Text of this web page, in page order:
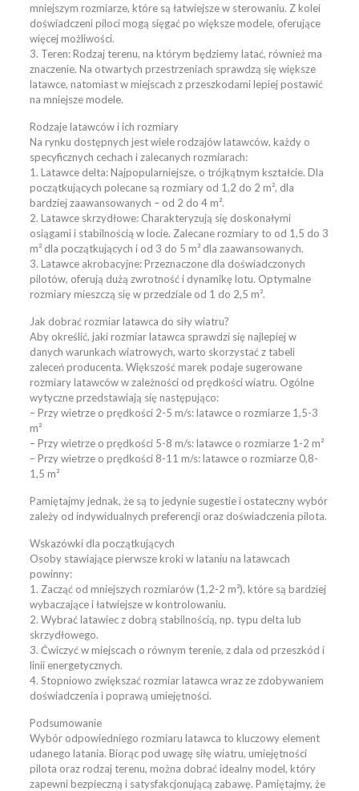
mniejszym rozmiarze, które są łatwiejsze w sterowaniu. Z kolei
doświadczeni piloci mogą sięgać po większe modele, oferujące
więcej możliwości.
3. Teren: Rodzaj terenu, na którym będziemy latać, również ma
znaczenie. Na otwartych przestrzeniach sprawdzą się większe
latawce, natomiast w miejscach z przeszkodami lepiej postawić
na mniejsze modele.
Rodzaje latawców i ich rozmiary
Na rynku dostępnych jest wiele rodzajów latawców, każdy o
specyficznych cechach i zalecanych rozmiarach:
1. Latawce delta: Najpopularniejsze, o trójkątnym kształcie. Dla
początkujących polecane są rozmiary od 1,2 do 2 m², dla
bardziej zaawansowanych – od 2 do 4 m².
2. Latawce skrzydłowe: Charakteryzują się doskonałymi
osiągami i stabilnością w locie. Zalecane rozmiary to od 1,5 do 3
m² dla początkujących i od 3 do 5 m² dla zaawansowanych.
3. Latawce akrobacyjne: Przeznaczone dla doświadczonych
pilotów, oferują dużą zwrotność i dynamikę lotu. Optymalne
rozmiary mieszczą się w przedziale od 1 do 2,5 m².
Jak dobrać rozmiar latawca do siły wiatru?
Aby określić, jaki rozmiar latawca sprawdzi się najlepiej w
danych warunkach wiatrowych, warto skorzystać z tabeli
zaleceń producenta. Większość marek podaje sugerowane
rozmiary latawców w zależności od prędkości wiatru. Ogólne
wytyczne przedstawiają się następująco:
– Przy wietrze o prędkości 2-5 m/s: latawce o rozmiarze 1,5-3
m²
– Przy wietrze o prędkości 5-8 m/s: latawce o rozmiarze 1-2 m²
– Przy wietrze o prędkości 8-11 m/s: latawce o rozmiarze 0,8-
1,5 m²
Pamiętajmy jednak, że są to jedynie sugestie i ostateczny wybór
zależy od indywidualnych preferencji oraz doświadczenia pilota.
Wskazówki dla początkujących
Osoby stawiające pierwsze kroki w lataniu na latawcach
powinny:
1. Zacząć od mniejszych rozmiarów (1,2-2 m²), które są bardziej
wybaczające i łatwiejsze w kontrolowaniu.
2. Wybrać latawiec z dobrą stabilnością, np. typu delta lub
skrzydłowego.
3. Ćwiczyć w miejscach o równym terenie, z dala od przeszkód i
linii energetycznych.
4. Stopniowo zwiększać rozmiar latawca wraz ze zdobywaniem
doświadczenia i poprawą umiejętności.
Podsumowanie
Wybór odpowiedniego rozmiaru latawca to kluczowy element
udanego latania. Biorąc pod uwagę siłę wiatru, umiejętności
pilota oraz rodzaj terenu, można dobrać idealny model, który
zapewni bezpieczną i satysfakcjonującą zabawę. Pamiętajmy, że